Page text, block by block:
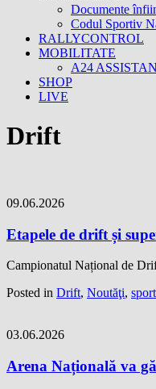
Documente
Codul Sportiv
RALLYCONTROL
MOBILITATE
A24
SHOP
LIVE
Drift
09.06.2026
Etapele de drift și
Campionatul Național de
Posted in Drift, Noutăţi,
03.06.2026
Arena Națională va